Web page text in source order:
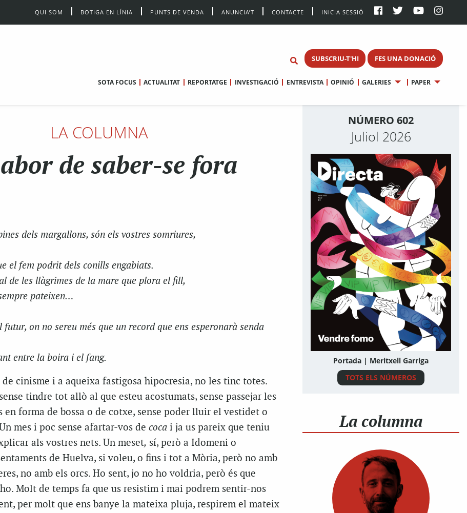
QUI SOM BOTIGA EN LÍNIA PUNTS DE VENDA ANUNCIA’T CONTACTE INICIA SESSIÓ
SUBSCRIU-T'HI FES UNA DONACIÓ
SOTA FOCUS ACTUALITAT REPORTATGE INVESTIGACIÓ ENTREVISTA OPINIÓ GALERIES PAPER
LA COLUMNA
de saber-se fora
dels margallons, són els vostres somriures,
el fem podrit dels conills engabiats.
de les llàgrimes de la mare que plora el fill,
pateixen…
futur, on no sereu més que un record que ens esperonarà senda
entre la boira i el fang.
de cinisme i a aqueixa fastigosa hipocresia, no les tinc totes.
tindre tot allò al que esteu acostumats, sense passejar les
en forma de bossa o de cotxe, sense poder lluir elvestideto
mes i poc sense afartar-vos de cocai ja us pareix que teniu
als vostres nets. Un meset, sí, però a Idomeni o
de Huelva, si voleu, o fins i tot a Mòria, però no amb
no amb els orcs. Ho sent, jo no ho voldria, però és que
Molt de temps fa que us resistim i mai podrem sentir-nos
per molt que ens banye la mateixa pluja, respirem el mateix
NÚMERO 602
Juliol 2026
Portada | Meritxell Garriga
TOTS ELS NÚMEROS
La columna